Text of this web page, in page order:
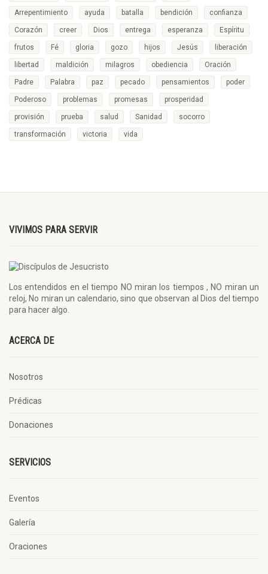
Arrepentimiento ayuda batalla bendición confianza
Corazón creer Dios entrega esperanza Espíritu
frutos Fé gloria gozo hijos Jesús liberación
libertad maldición milagros obediencia Oración
Padre Palabra paz pecado pensamientos poder
Poderoso problemas promesas prosperidad
provisión prueba salud Sanidad socorro
transformación victoria vida
VIVIMOS PARA SERVIR
Los entendidos en el tiempo NO miran los tiempos , NO miran un
reloj, No miran un calendario, sino que observan al Dios del tiempo
para hacer algo.
ACERCA DE
Nosotros
Prédicas
Donaciones
SERVICIOS
Eventos
Galería
Oraciones